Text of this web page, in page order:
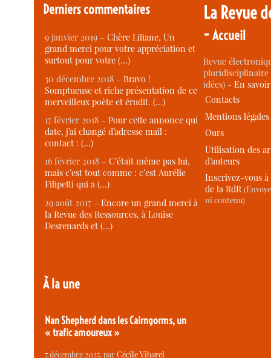
Derniers commentaires
9 janvier 2019 –Chère Liliane, Un
grand merci pour votre appréciation et
surtout pour votre (…)
30 décembre 2018 –Bravo !
Somptueuse et riche présentation de ce
merveilleux poète et érudit. (…)
17 février 2018 –Pour cette annonce qui
date, j’ai changé d’adresse mail :
contact : (…)
16 février 2018 –C’était même pas lui,
mais c’est tout comme : c’est Aurélie
Filipetti qui a (…)
29 août 2017 –Encore un grand merci à
la Revue des Ressources, à Louise
Desrenards et (…)
À la une
Nan Shepherd dans les Cairngorms, un
« trafic amoureux »
7 décembre 2025, parCécile Vibarel
La Revue
-Accueil
Revue
idées) -En
Contacts
Mentions légales
Ours
Utilisation des
d’auteurs
Inscrivez-vous
de la RdR
ni contenu)